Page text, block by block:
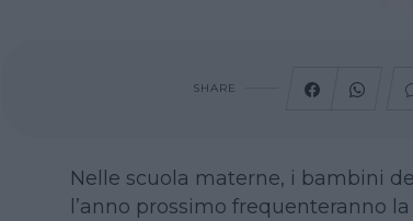
SHARE
Nelle scuola materne, i bambini
l’anno prossimo frequenteranno